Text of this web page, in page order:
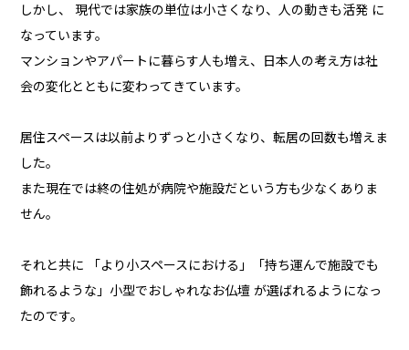
しかし、 現代では家族の単位は小さくなり、人の動きも活発 に
なっています。
マンションやアパートに暮らす人も増え、日本人の考え方は社
会の変化とともに変わってきています。
居住スペースは以前よりずっと小さくなり、転居の回数も増えま
した。
また現在では終の住処が病院や施設だという方も少なくありま
せん。
それと共に 「より小スペースにおける」「持ち運んで施設でも
飾れるような」小型でおしゃれなお仏壇 が選ばれるようになっ
たのです。